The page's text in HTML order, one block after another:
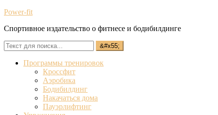
Power-fit
Спортивное издательство о фитнесе и бодибилдинге
Программы тренировок
Кроссфит
Аэробика
Бодибилдинг
Накачаться дома
Пауэрлифтинг